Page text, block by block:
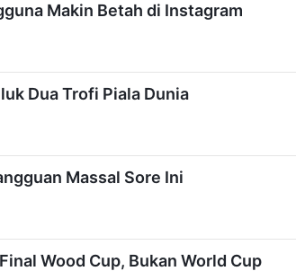
Makin Betah di Instagram
Dua Trofi Piala Dunia
Massal Sore Ini
Wood Cup, Bukan World Cup